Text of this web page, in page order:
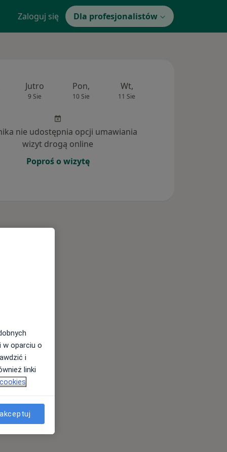
Zaloguj się Dla profesjonalistów
Jutro
9 Sie
Pon,
10 Sie
Wt,
11 Sie
nie udostępnia opcji umawiania
wizyt drogą online
Poproś o wizytę
w oparciu o
i
linki